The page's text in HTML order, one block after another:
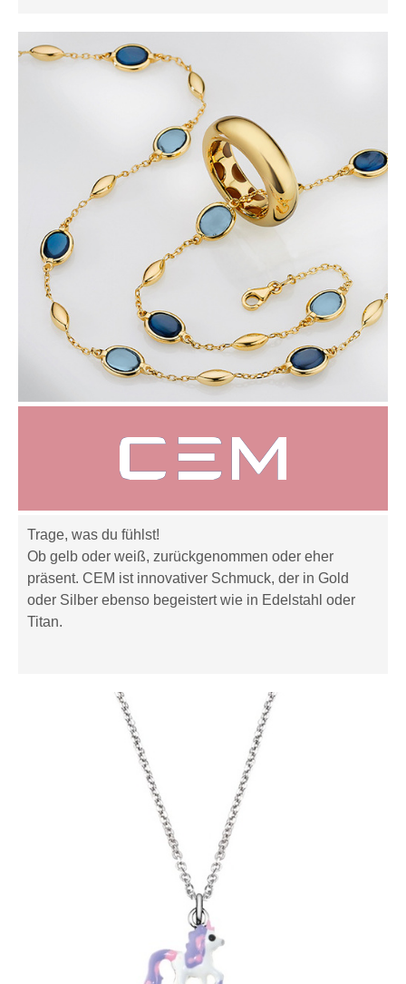
Trage, was du fühlst!
Ob gelb oder weiß, zurückgenommen oder eher
präsent. CEM ist innovativer Schmuck, der in Gold
oder Silber ebenso begeistert wie in Edelstahl oder
Titan.